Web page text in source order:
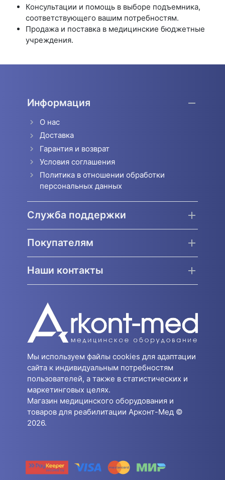
Консультации и помощь в выборе подъемника,
соответствующего вашим потребностям.
Продажа и поставка в медицинские бюджетные
учреждения.
Информация
О нас
Доставка
Гарантия и возврат
Условия соглашения
Политика в отношении обработки
персональных данных
Служба поддержки
Покупателям
Наши контакты
Мы используем файлы cookies для адаптации
сайта к индивидуальным потребностям
пользователей, а также в статистических и
маркетинговых целях.
Магазин медицинского оборудования и
товаров для реабилитации Арконт-Мед ©
2026.